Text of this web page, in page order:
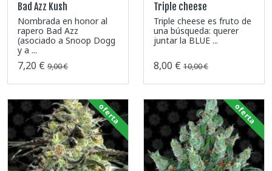
Bad Azz Kush
Nombrada en honor al
rapero Bad Azz
(asociado a Snoop Dogg
y a ...
7,20 € 9,00 €
Triple cheese
Triple cheese es fruto de
una búsqueda: querer
juntar la BLUE ...
8,00 € 10,00 €
oferta oferta